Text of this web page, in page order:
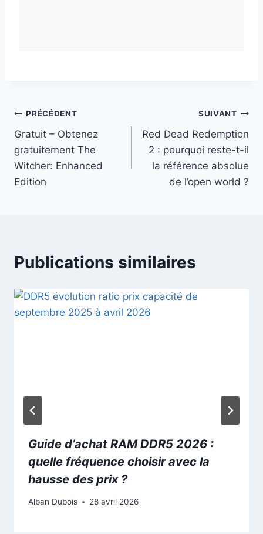
Navigation
de
l’article
PRÉCÉDENT
Gratuit – Obtenez
gratuitement The
Witcher: Enhanced
Edition
SUIVANT
Red Dead Redemption
2 : pourquoi reste-t-il
la référence absolue
de l’open world ?
Publications similaires
Guide d’achat RAM DDR5 2026 :
quelle fréquence choisir avec la
hausse des prix ?
Alban Dubois 28 avril 2026